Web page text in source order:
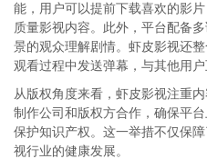
能，用户可以提前下载喜欢的影
质量影视内容。此外，平台配备
景的观众理解剧情。虾皮影视还
观看过程中发送弹幕，与其他用户
从版权角度来看，虾皮影视注重
制作公司和版权方合作，确保平
保护知识产权。这一举措不仅保
视行业的健康发展。